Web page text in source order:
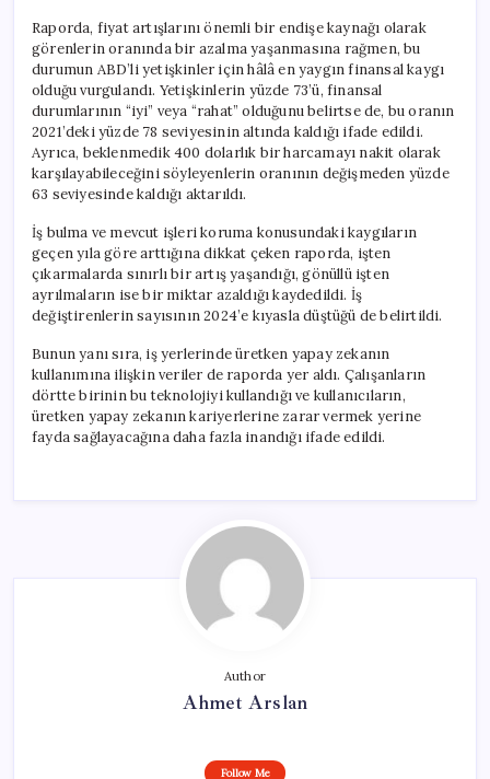
Raporda, fiyat artışlarını önemli bir endişe kaynağı olarak
görenlerin oranında bir azalma yaşanmasına rağmen, bu
durumun ABD’li yetişkinler için hâlâ en yaygın finansal kaygı
olduğu vurgulandı. Yetişkinlerin yüzde 73’ü, finansal
durumlarının “iyi” veya “rahat” olduğunu belirtse de, bu oranın
2021’deki yüzde 78 seviyesinin altında kaldığı ifade edildi.
Ayrıca, beklenmedik 400 dolarlık bir harcamayı nakit olarak
karşılayabileceğini söyleyenlerin oranının değişmeden yüzde
63 seviyesinde kaldığı aktarıldı.
İş bulma ve mevcut işleri koruma konusundaki kaygıların
geçen yıla göre arttığına dikkat çeken raporda, işten
çıkarmalarda sınırlı bir artış yaşandığı, gönüllü işten
ayrılmaların ise bir miktar azaldığı kaydedildi. İş
değiştirenlerin sayısının 2024’e kıyasla düştüğü de belirtildi.
Bunun yanı sıra, iş yerlerinde üretken yapay zekanın
kullanımına ilişkin veriler de raporda yer aldı. Çalışanların
dörtte birinin bu teknolojiyi kullandığı ve kullanıcıların,
üretken yapay zekanın kariyerlerine zarar vermek yerine
fayda sağlayacağına daha fazla inandığı ifade edildi.
Author
Ahmet Arslan
Follow Me